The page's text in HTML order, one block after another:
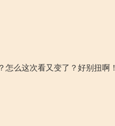
么这次看又变了？好别扭啊！